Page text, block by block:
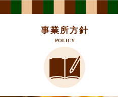
事業所方針
POLICY